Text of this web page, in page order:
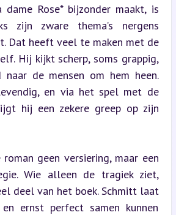
Rose* bijzonder maakt, is
zijn zware thema’s nergens
Dat heeft veel te maken met de
Hij kijkt scherp, soms grappig,
naar de mensen om hem heen.
en via het spel met de
hij een zekere greep op zijn
geen versiering, maar een
Wie alleen de tragiek ziet,
deel van het boek. Schmitt laat
ernst perfect samen kunnen